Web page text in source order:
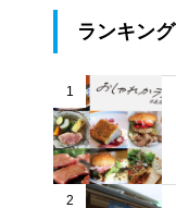
ランキング
1
2